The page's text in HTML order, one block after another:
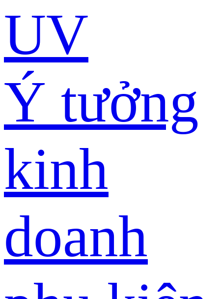
UV
Ý tưởng
kinh
doanh